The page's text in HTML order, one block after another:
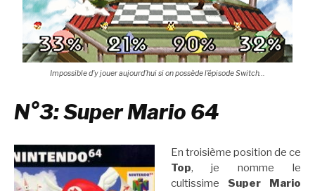
Impossible d’y jouer aujourd’hui si on possède l’épisode Switch…
N°3: Super Mario 64
En troisième position de ce
Top, je nomme le
cultissime Super Mario